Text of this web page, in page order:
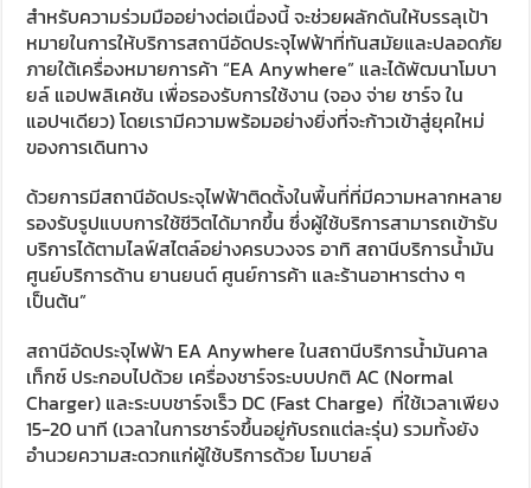
สำหรับความร่วมมืออย่างต่อเนื่องนี้ จะช่วยผลักดันให้บรรลุเป้า
หมายในการให้บริการสถานีอัดประจุไฟฟ้าที่ทันสมัยและปลอดภัย
ภายใต้เครื่องหมายการค้า “EA Anywhere” และได้พัฒนาโมบา
ยล์ แอปพลิเคชัน เพื่อรองรับการใช้งาน (จอง จ่าย ชาร์จ ใน
แอปฯเดียว) โดยเรามีความพร้อมอย่างยิ่งที่จะก้าวเข้าสู่ยุคใหม่
ของการเดินทาง
ด้วยการมีสถานีอัดประจุไฟฟ้าติดตั้งในพื้นที่ที่มีความหลากหลาย
รองรับรูปแบบการใช้ชีวิตได้มากขึ้น ซึ่งผู้ใช้บริการสามารถเข้ารับ
บริการได้ตามไลฟ์สไตล์อย่างครบวงจร อาทิ สถานีบริการน้ำมัน
ศูนย์บริการด้าน ยานยนต์ ศูนย์การค้า และร้านอาหารต่าง ๆ
เป็นต้น”
สถานีอัดประจุไฟฟ้า EA Anywhere ในสถานีบริการน้ำมันคาล
เท็กซ์ ประกอบไปด้วย เครื่องชาร์จระบบปกติ AC (Normal
Charger) และระบบชาร์จเร็ว DC (Fast Charge) ที่ใช้เวลาเพียง
15-20 นาที (เวลาในการชาร์จขึ้นอยู่กับรถแต่ละรุ่น) รวมทั้งยัง
อำนวยความสะดวกแก่ผู้ใช้บริการด้วย โมบายล์